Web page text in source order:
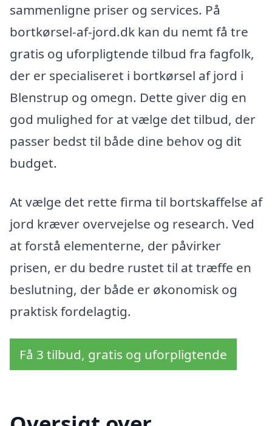
sammenligne priser og services. På
bortkørsel-af-jord.dk kan du nemt få tre
gratis og uforpligtende tilbud fra fagfolk,
der er specialiseret i bortkørsel af jord i
Blenstrup og omegn. Dette giver dig en
god mulighed for at vælge det tilbud, der
passer bedst til både dine behov og dit
budget.
At vælge det rette firma til bortskaffelse af
jord kræver overvejelse og research. Ved
at forstå elementerne, der påvirker
prisen, er du bedre rustet til at træffe en
beslutning, der både er økonomisk og
praktisk fordelagtig.
Få 3 tilbud, gratis og uforpligtende